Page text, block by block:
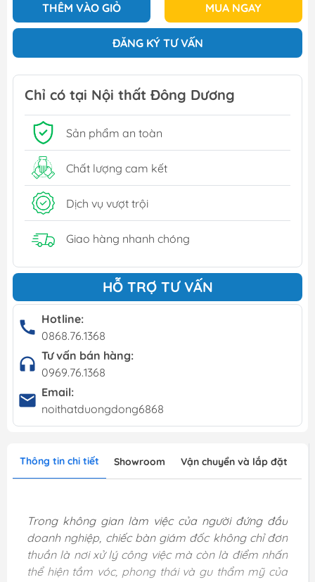
THÊM VÀO GIỎ MUA NGAY
ĐĂNG KÝ TƯ VẤN
Chỉ có tại Nội thất Đông Dương
Sản phẩm an toàn
Chất lượng cam kết
Dịch vụ vượt trội
Giao hàng nhanh chóng
HỖ TRỢ TƯ VẤN
Hotline:
0868.76.1368
Tư vấn bán hàng:
0969.76.1368
Email:
noithatduongdong6868
Thông tin chi tiết Showroom Vận chuyển và lắp đặt
Trong không gian làm việc của người đứng đầu
doanh nghiệp, chiếc bàn giám đốc không chỉ đơn
thuần là nơi xử lý công việc mà còn là điểm nhấn
thể hiện tầm vóc, phong thái và gu thẩm mỹ của